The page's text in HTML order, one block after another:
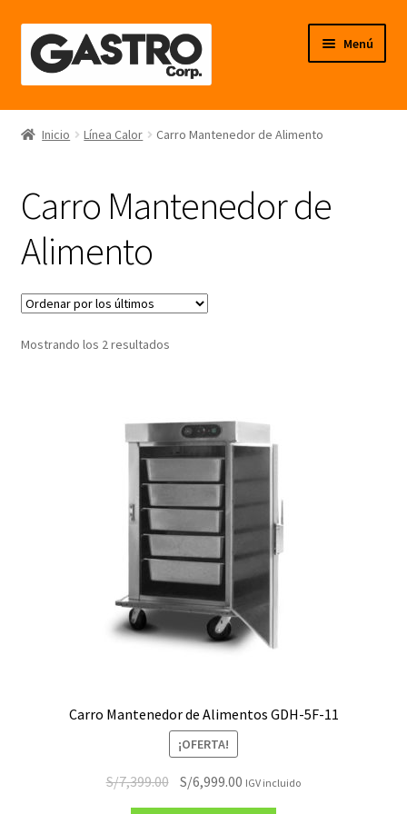
al
contenido
Menú
Línea Frío
Línea Neutro
Línea Balanzas
Línea Carpintería Metálica
Línea Fibra de Vidrio
Inicio Línea Calor Carro Mantenedor de Alimento
Carro Mantenedor de
Alimento
Mostrando los 2 resultadosOrdenado
Carro Mantenedor de Alimentos GDH-5F-11
¡OFERTA!
S/7,399.00 ElS/6,999.00 El
IGV incluido